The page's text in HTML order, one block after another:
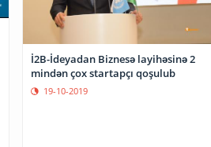
İ2B-İdeyadan Biznesə layihəsinə 2
mindən çox startapçı qoşulub
19-10-2019